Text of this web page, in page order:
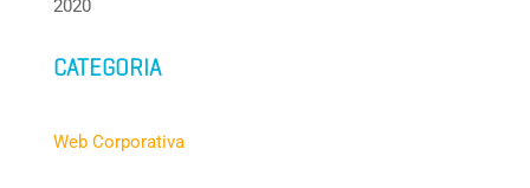
2020
CATEGORIA
Web Corporativa